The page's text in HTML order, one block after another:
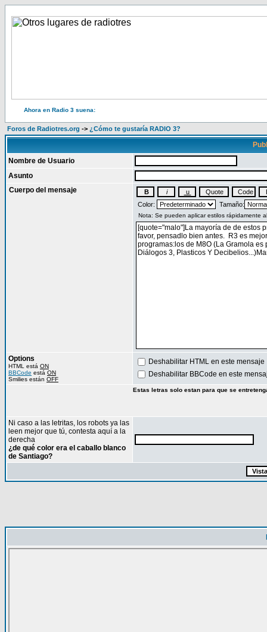
Ahora en Radio 3 suena:
Foros de Radiotres.org -> ¿Cómo te gustaría RADIO 3?
Nombre de Usuario
Asunto
Cuerpo del mensaje
Color: Tamaño:
Options
HTML está ON
BBCode está ON
Smilies están OFF
Deshabilitar HTML en este mensaje
Deshabilitar BBCode en este
Estas letras solo estan para que se
Ni caso a las letritas, los robots ya las
leen mejor que tú, contesta aquí a la
derecha
¿de qué color era el caballo blanco
de Santiago?